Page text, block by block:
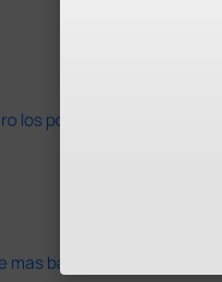
portes y el plazo de
barato que en otras